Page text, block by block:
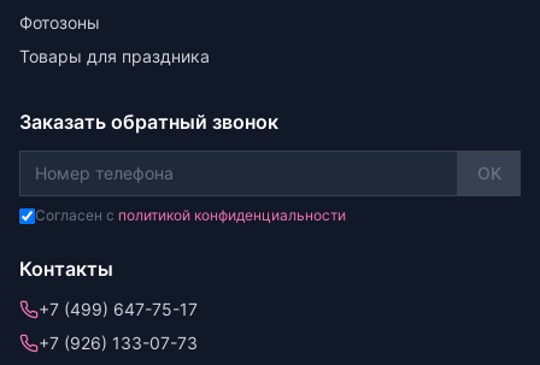
Фотозоны
Товары для праздника
Заказать обратный звонок
OK
Согласен с политикой конфиденциальности
Контакты
+7 (499) 647-75-17
+7 (926) 133-07-73